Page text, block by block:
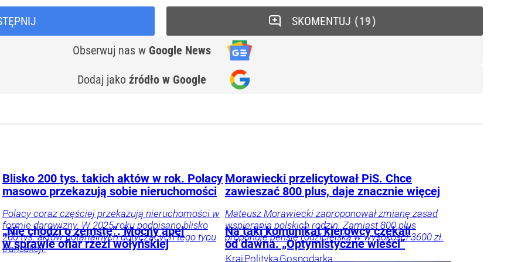
Obserwuj nas w Google News
Dodaj jako źródło w Google
SKOMENTUJ 19
Blisko 200 tys. takich aktów w rok. Polacy
masowo przekazują sobie nieruchomości
Polacy coraz częściej przekazują nieruchomości w
formie darowizny. W 2025 roku podpisano blisko
200 tys. aktów notarialnych dotyczących tego typu
transakcji.
Morawiecki przelicytował PiS. Chce
zawieszać 800 plus, daje znacznie więcej
Mateusz Morawiecki zaproponował zmianę zasad
wspierania polskich rodzin. Zamiast 800 plus
proponuje pensję rodzicielską w wysokości 3600 zł.
KrajPolitykaGospodarka
„Nie chodzi o zemstę”. Mocny apel
w sprawie ofiar rzezi wołyńskiej
Na taki komunikat kierowcy czekali
od dawna. „Optymistyczne wieści”